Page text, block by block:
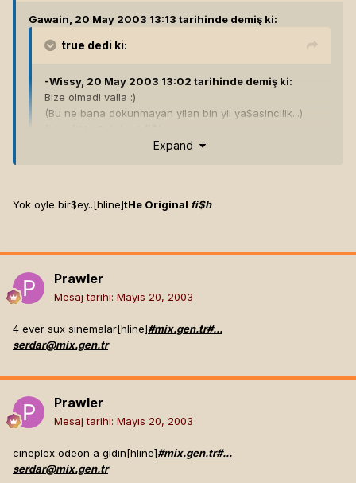
Gawain, 20 May 2003 13:13 tarihinde demiş ki:
true dedi ki:
-Wissy, 20 May 2003 13:02 tarihinde demiş ki:
Bize olmadi valla :)
(Bu ne bana dokunmayan yilan bin yil ya$asincilik...)
görürsün...[hline]Camelot Knight
Avalon.
Expand
Yok oyle bir$ey..[hline]tHe Original fi$h
Prawler
Mesaj tarihi: Mayıs 20, 2003
4 ever sux sinemalar[hline]#mix.gen.tr#...
serdar@mix.gen.tr
Prawler
Mesaj tarihi: Mayıs 20, 2003
cineplex odeon a gidin[hline]#mix.gen.tr#...
serdar@mix.gen.tr